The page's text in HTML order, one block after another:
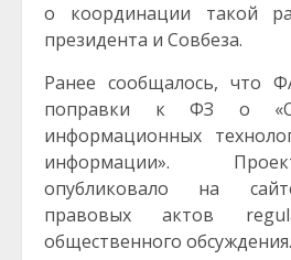
о координации такой
президента и Совбеза.
Ранее сообщалось, что
поправки к ФЗ о
информационных
информации».
опубликовало на
правовых актов
общественного обсуждения.